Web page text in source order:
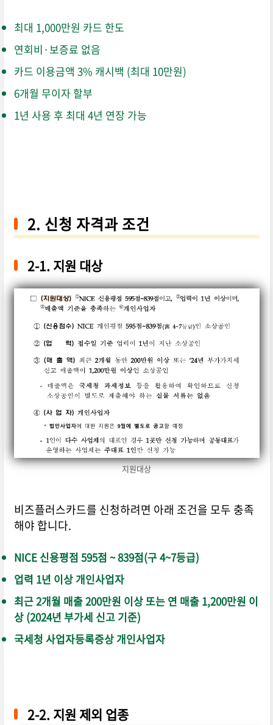
최대 1,000만원 카드 한도
연회비·보증료 없음
카드 이용금액 3% 캐시백 (최대 10만원)
6개월 무이자 할부
1년 사용 후 최대 4년 연장 가능
2. 신청 자격과 조건
2-1. 지원 대상
지원대상
비즈플러스카드를 신청하려면 아래 조건을 모두 충족
해야 합니다.
NICE 신용평점 595점 ~ 839점(구 4~7등급)
업력 1년 이상 개인사업자
최근 2개월 매출 200만원 이상 또는 연 매출 1,200만원 이
상 (2024년 부가세 신고 기준)
국세청 사업자등록증상 개인사업자
2-2. 지원 제외 업종